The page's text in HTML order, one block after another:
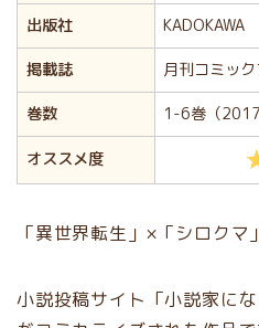
出版社
KADOKAWA
掲載誌
月刊コミッ
巻数
1-6巻（2017
オススメ度
「異世界転生」×「シロクマ
小説投稿サイト「小説家に